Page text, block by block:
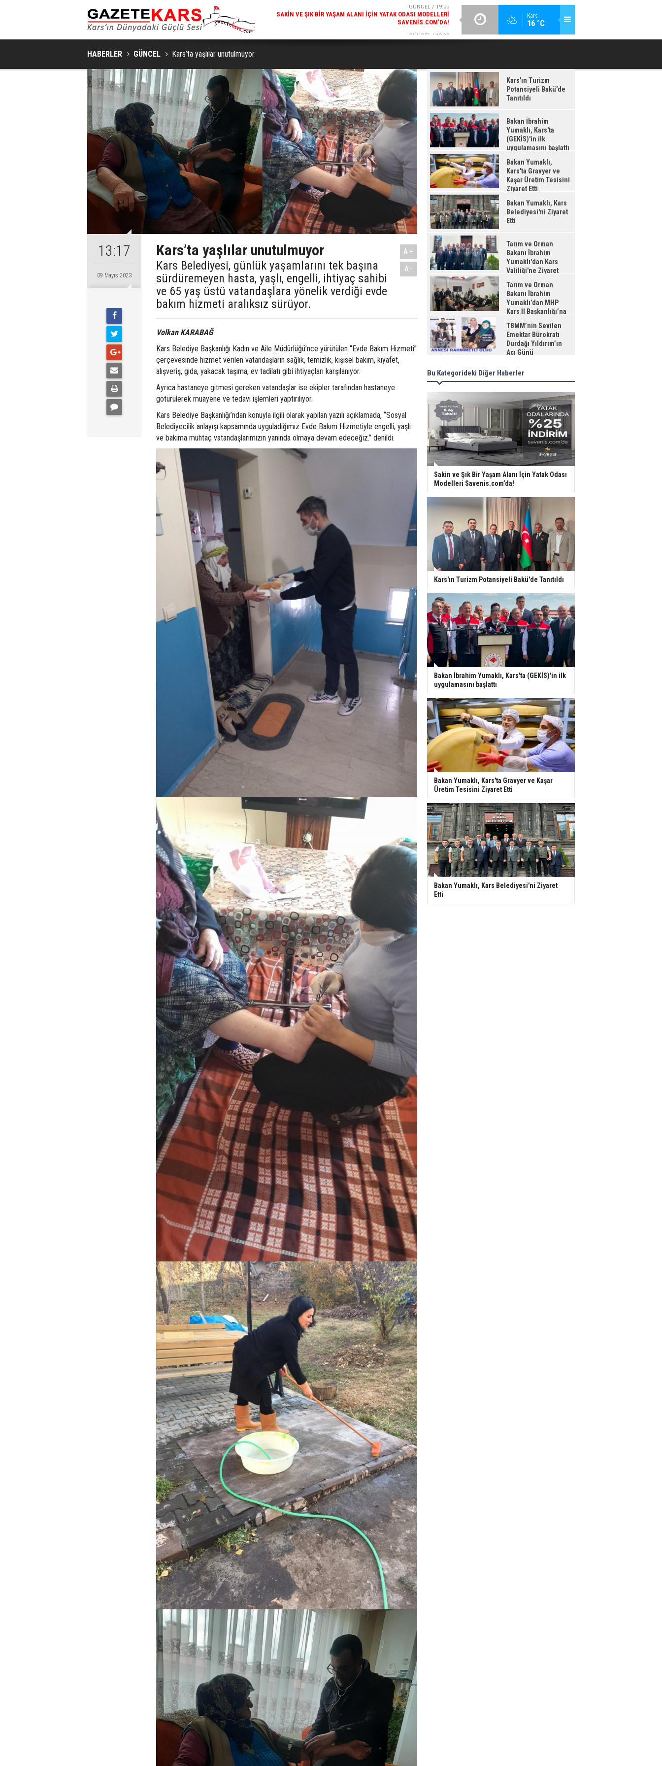
Kars
16 °C
SAKIN VE ŞIK BIR YAŞAM ALANI İÇIN YATAK ODASI MODELLERI
SAVENIS.COM’DA!
GÜNCEL / 18:38
KARS'IN TURIZM POTANSIYELI BAKÜ'DE TANITILDI
BAKAN İBRAHIM YUMAKLI, KARS'TA (GEKİS)'IN ILK
HABERLER GÜNCEL Kars’ta yaşlılar unutulmuyor
13:17
09 Mayıs 2023
Kars’ta yaşlılar unutulmuyor
Kars Belediyesi, günlük yaşamlarını tek başına
sürdüremeyen hasta, yaşlı, engelli, ihtiyaç sahibi
ve 65 yaş üstü vatandaşlara yönelik verdiği evde
bakım hizmeti aralıksız sürüyor.
A+
A-
Volkan KARABAĞ
Kars Belediye Başkanlığı Kadın ve Aile Müdürlüğü’nce yürütülen “Evde Bakım Hizmeti”
çerçevesinde hizmet verilen vatandaşların sağlık, temizlik, kişisel bakım, kıyafet,
alışveriş, gıda, yakacak taşıma, ev tadilatı gibi ihtiyaçları karşılanıyor.
Ayrıca hastaneye gitmesi gereken vatandaşlar ise ekipler tarafından hastaneye
götürülerek muayene ve tedavi işlemleri yaptırılıyor.
Kars Belediye Başkanlığı’ndan konuyla ilgili olarak yapılan yazılı açıklamada, “Sosyal
Belediyecilik anlayışı kapsamında uyguladığımız Evde Bakım Hizmetiyle engelli, yaşlı
ve bakıma muhtaç vatandaşlarımızın yanında olmaya devam edeceğiz.” denildi.
Kars'ın Turizm
Potansiyeli Bakü'de
Tanıtıldı
Bakan İbrahim
Yumaklı, Kars'ta
(GEKİS)'in ilk
uygulamasını başlattı
Bakan Yumaklı,
Kars'ta Gravyer ve
Kaşar Üretim Tesisini
Ziyaret Etti
Bakan Yumaklı, Kars
Belediyesi'ni Ziyaret
Etti
Tarım ve Orman
Bakanı İbrahim
Yumaklı'dan Kars
Valiliği'ne Ziyaret
Tarım ve Orman
Bakanı İbrahim
Yumaklı’dan MHP
Kars İl Başkanlığı’na
Ziyaret
TBMM’nin Sevilen
Emektar Bürokratı
Durdağı Yıldırım’ın
Acı Günü
Bu Kategorideki Diğer Haberler
Sakin ve Şık Bir Yaşam Alanı İçin Yatak Odası
Modelleri Savenis.com’da!
Kars'ın Turizm Potansiyeli Bakü'de Tanıtıldı
Bakan İbrahim Yumaklı, Kars'ta (GEKİS)'in ilk
uygulamasını başlattı
Bakan Yumaklı, Kars'ta Gravyer ve Kaşar
Üretim Tesisini Ziyaret Etti
Bakan Yumaklı, Kars Belediyesi'ni Ziyaret
Etti